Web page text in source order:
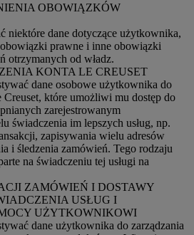
OBOWIĄZKÓW
niektóre dane dotyczące użytkownika,
prawne i inne obowiązki
otrzymanych od władz.
KONTA LE CREUSET
dane osobowe użytkownika do
które umożliwi mu dostęp do
zarejestrowanym
świadczenia im lepszych usług, np.
zapisywania wielu adresów
i śledzenia zamówień. Tego rodzaju
na świadczeniu tej usługi na
ZAMÓWIEŃ I DOSTAWY
USŁUG I
UŻYTKOWNIKOWI
dane użytkownika do zarządzania